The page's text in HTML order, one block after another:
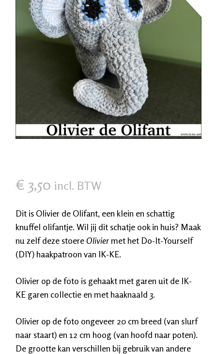
€ 3,50 incl. BTW
Dit is Olivier de Olifant, een klein en schattig
knuffel olifantje. Wil jij dit schatje ook in huis? Maak
nu zelf deze stoereOliviermet het Do-It-Yourself
(DIY) haakpatroon van IK-KE.
Olivier op de foto is gehaakt met garen uit de IK-
KE garen collectie en met haaknaald 3.
Olivier op de foto ongeveer 20 cm breed (van slurf
naar staart) en 12 cm hoog (van hoofd naar poten).
De grootte kan verschillen bij gebruik van andere